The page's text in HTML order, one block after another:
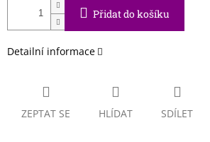
Přidat do košíku
Detailní informace
ZEPTAT SE HLÍDAT SDÍLET